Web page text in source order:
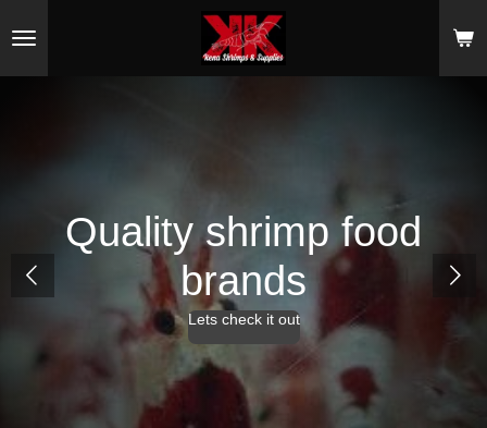
direct
Premium bladeren
Lets check it out